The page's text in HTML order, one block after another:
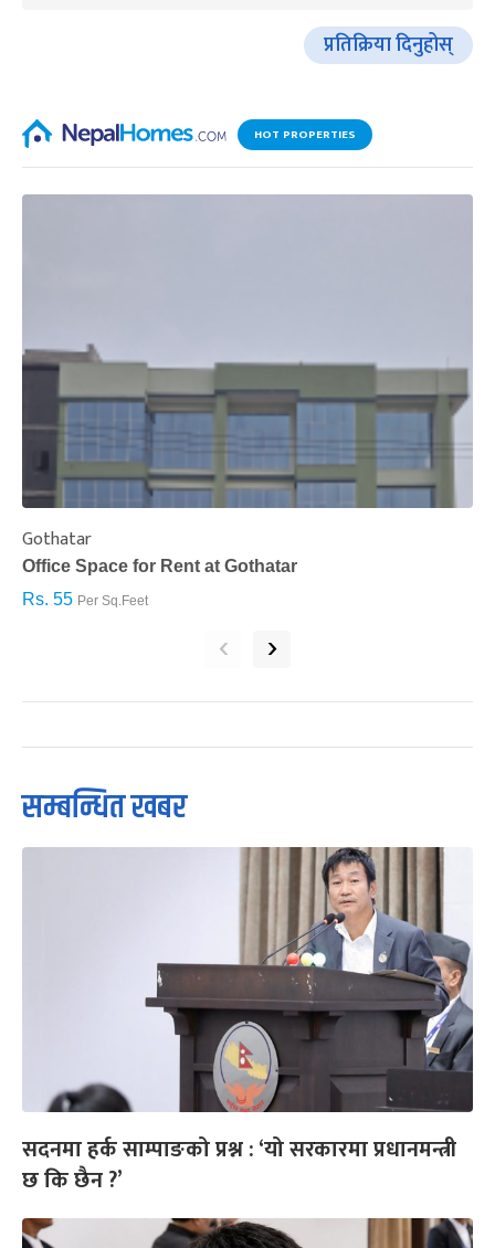
प्रतिक्रिया दिनुहोस्
HOT PROPERTIES
Gothatar
Office Space for Rent at Gothatar
Rs. 55 Per Sq.Feet
‹ ›
सम्बन्धित खबर
सदनमा हर्क साम्पाङको प्रश्न : ‘यो सरकारमा प्रधानमन्त्री
छ कि छैन ?’